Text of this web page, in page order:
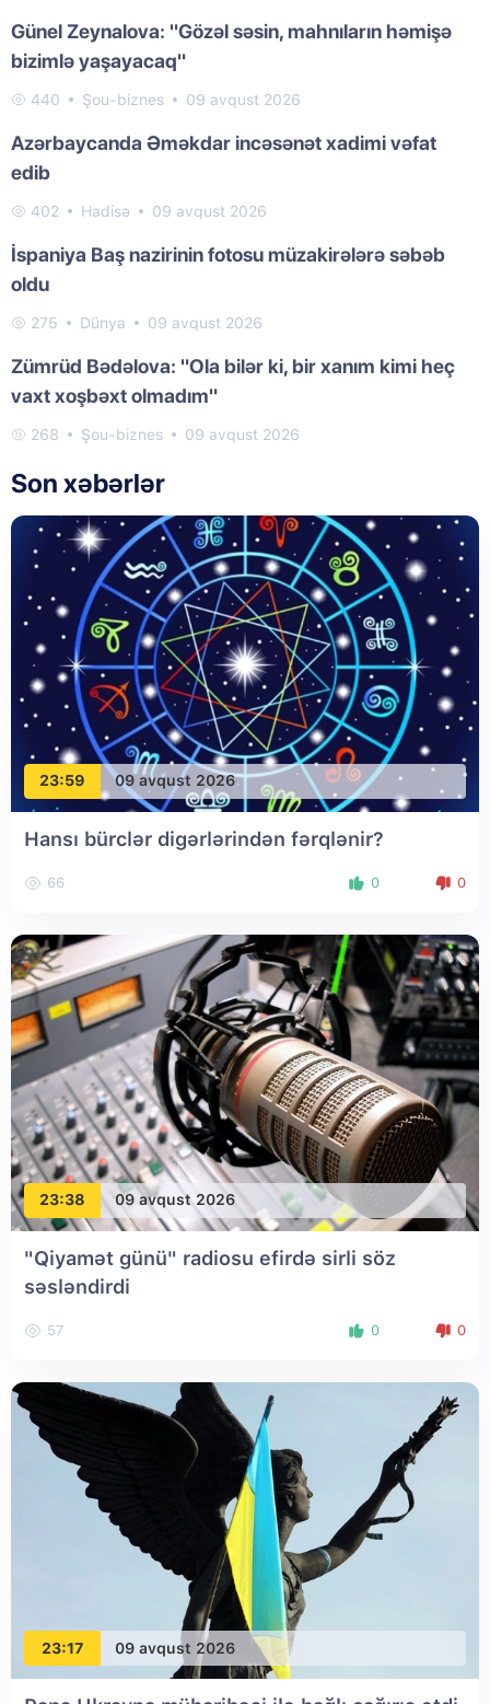
Günel Zeynalova: "Gözəl səsin, mahnıların həmişə
bizimlə yaşayacaq"
440 Şou-biznes 09 avqust 2026
Azərbaycanda Əməkdar incəsənət xadimi vəfat
edib
402 Hadisə 09 avqust 2026
İspaniya Baş nazirinin fotosu müzakirələrə səbəb
oldu
275 Dünya 09 avqust 2026
Zümrüd Bədəlova: "Ola bilər ki, bir xanım kimi heç
vaxt xoşbəxt olmadım"
268 Şou-biznes 09 avqust 2026
Son xəbərlər
23:59 09 avqust 2026
Hansı bürclər digərlərindən fərqlənir?
66 0 0
23:38 09 avqust 2026
"Qiyamət günü" radiosu efirdə sirli söz
səsləndirdi
57 0 0
23:17 09 avqust 2026